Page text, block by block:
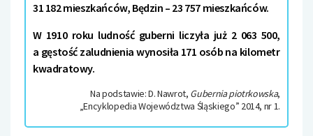
31 182 mieszkańców, Będzin – 23 757 mieszkańców.
W 1910 roku ludność guberni liczyła już 2 063 500,
a gęstość zaludnienia wynosiła 171 osób na kilometr
kwadratowy.
Na podstawie: D. Nawrot, Gubernia piotrkowska,
„Encyklopedia Województwa Śląskiego” 2014, nr 1.